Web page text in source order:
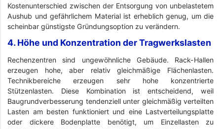
Kostenunterschied zwischen der Entsorgung von unbelastetem
Aushub und gefährlichem Material ist erheblich genug, um die
scheinbar günstigste Gründungsoption zu verändern.
4. Höhe und Konzentration der Tragwerkslasten
Rechenzentren sind ungewöhnliche Gebäude. Rack-Hallen
erzeugen hohe, aber relativ gleichmäßige Flächenlasten.
Technikbereiche erzeugen sehr hohe konzentrierte
Stützenlasten. Diese Kombination ist entscheidend, weil
Baugrundverbesserung tendenziell unter gleichmäßig verteilten
Lasten am besten funktioniert und eine Lastverteilungsplatte
oder dickere Bodenplatte benötigt, um Einzellasten zu